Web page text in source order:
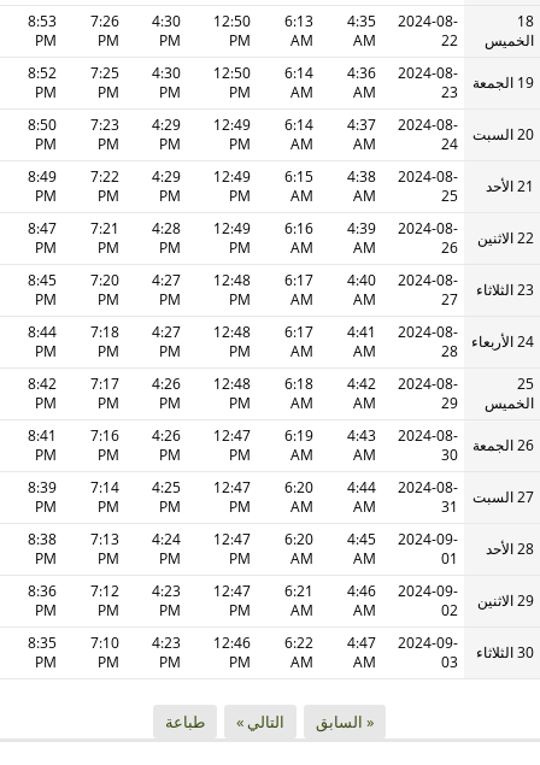
18
الخميس
2024-08-
22
4:35
AM
6:13
AM
12:50
PM
4:30
PM
7:26
PM
8:53
PM
19 الجمعة
2024-08-
23
4:36
AM
6:14
AM
12:50
PM
4:30
PM
7:25
PM
8:52
PM
20 السبت
2024-08-
24
4:37
AM
6:14
AM
12:49
PM
4:29
PM
7:23
PM
8:50
PM
21 الأحد
2024-08-
25
4:38
AM
6:15
AM
12:49
PM
4:29
PM
7:22
PM
8:49
PM
22 الاثنين
2024-08-
26
4:39
AM
6:16
AM
12:49
PM
4:28
PM
7:21
PM
8:47
PM
23 الثلاثاء
2024-08-
27
4:40
AM
6:17
AM
12:48
PM
4:27
PM
7:20
PM
8:45
PM
24 الأربعاء
2024-08-
28
4:41
AM
6:17
AM
12:48
PM
4:27
PM
7:18
PM
8:44
PM
25
الخميس
2024-08-
29
4:42
AM
6:18
AM
12:48
PM
4:26
PM
7:17
PM
8:42
PM
26 الجمعة
2024-08-
30
4:43
AM
6:19
AM
12:47
PM
4:26
PM
7:16
PM
8:41
PM
27 السبت
2024-08-
31
4:44
AM
6:20
AM
12:47
PM
4:25
PM
7:14
PM
8:39
PM
28 الأحد
2024-09-
01
4:45
AM
6:20
AM
12:47
PM
4:24
PM
7:13
PM
8:38
PM
29 الاثنين
2024-09-
02
4:46
AM
6:21
AM
12:47
PM
4:23
PM
7:12
PM
8:36
PM
30 الثلاثاء
2024-09-
03
4:47
AM
6:22
AM
12:46
PM
4:23
PM
7:10
PM
8:35
PM
« السابق التالي » طباعة